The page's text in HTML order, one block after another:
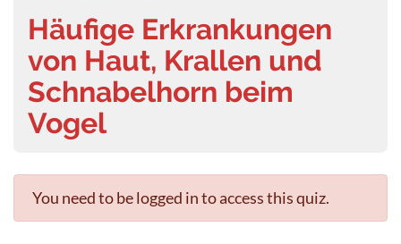
Häufige Erkrankungen
von Haut, Krallen und
Schnabelhorn beim
Vogel
You need to be logged in to access this quiz.